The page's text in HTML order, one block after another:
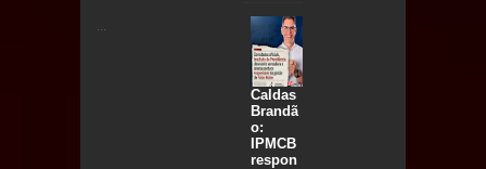
...
Caldas
Brandã
o:
IPMCB
respon